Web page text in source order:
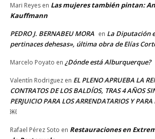
Mari Reyes en Las mujeres también pintan:
Kauffmann
PEDRO J. BERNABEU MORA en La Diputación
pertinaces dehesas», última obra de Elías
Marcelo Poyato en ¿Dónde está Alburquerque?
Valentín Rodriguez en EL PLENO APRUEBA LA
CONTRATOS DE LOS BALDÍOS, TRAS 4 AÑOS
PERJUICIO PARA LOS ARRENDATARIOS Y
￼
Rafael Pérez Soto en Restauraciones en